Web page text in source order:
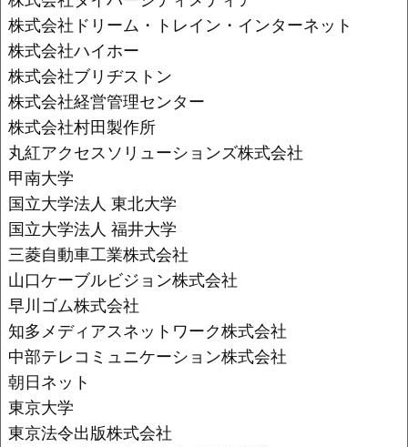
株式会社ドリーム・トレイン・インターネット
株式会社ハイホー
株式会社ブリヂストン
株式会社経営管理センター
株式会社村田製作所
丸紅アクセスソリューションズ株式会社
甲南大学
国立大学法人 東北大学
国立大学法人 福井大学
三菱自動車工業株式会社
山口ケーブルビジョン株式会社
早川ゴム株式会社
知多メディアスネットワーク株式会社
中部テレコミュニケーション株式会社
朝日ネット
東京大学
東京法令出版株式会社